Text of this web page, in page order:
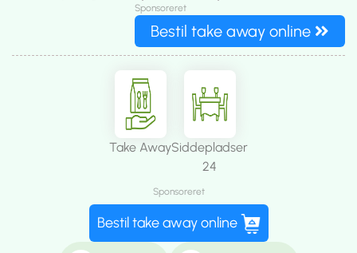
Sponsoreret
Bestil take away online
Take AwaySiddepladser
24
Sponsoreret
Bestil take away online